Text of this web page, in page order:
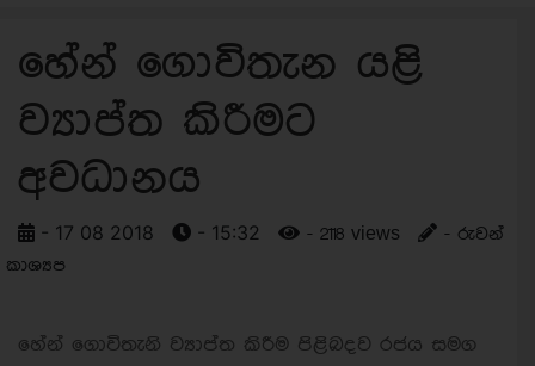
හේන් ගොවිතැන යළි
ව්‍යාප්ත කිරීමට
අවධානය
- 17 08 2018 - 15:32 - 2118 views
- රුවන්
කාශ්‍යප
හේන් ගොවිතැනි ව්‍යාප්ත කිරීම පිළිබදව රජය සමග